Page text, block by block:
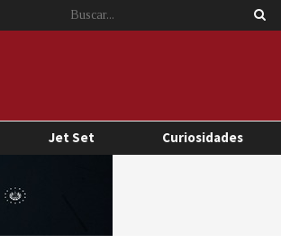
Jet Set Curiosidades